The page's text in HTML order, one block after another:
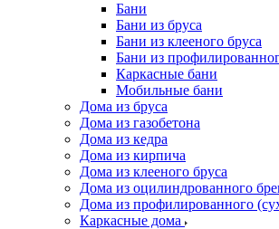
Бани
Бани из бруса
Бани из клееного бруса
Бани из
Каркасные бани
Мобильные бани
Дома из бруса
Дома из газобетона
Дома из кедра
Дома из кирпича
Дома из клееного бруса
Дома из оцилиндрованного
Дома из профилированного
Каркасные дома